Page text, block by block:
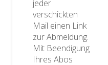
jeder
verschickten
Mail einen Link
zur Abmeldung.
Mit Beendigung
Ihres Abos